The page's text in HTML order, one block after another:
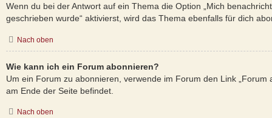
Wenn du bei der Antwort auf ein Thema die Option „Mich
geschrieben wurde“ aktivierst, wird das Thema ebenfalls für dich
Nach oben
Wie kann ich ein Forum abonnieren?
Um ein Forum zu abonnieren, verwende im Forum den Link „Forum
am Ende der Seite befindet.
Nach oben